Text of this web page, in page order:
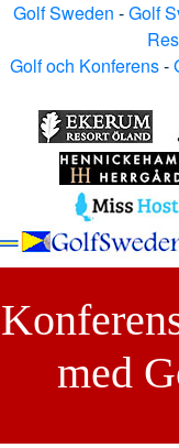
Golf Sweden -Golf
Golf och Konferens-
med